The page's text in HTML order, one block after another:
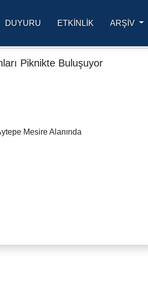
Ana Sayfa
DUYURU ETKINLIK ARŞİV
Piknikte Buluşuyor
Mesire Alanında